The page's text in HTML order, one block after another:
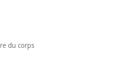
du corps